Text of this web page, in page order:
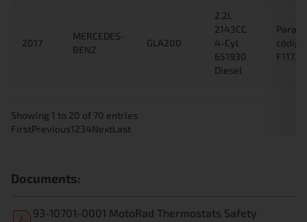
2017
MERCEDES-
BENZ
GLA200
2.2L
2143CC
4-Cyl
651930
Diesel
Para
código
F117/
Showing 1 to 20 of 70 entries
FirstPrevious1234NextLast
Documents:
93-10701-0001 MotoRad Thermostats Safety